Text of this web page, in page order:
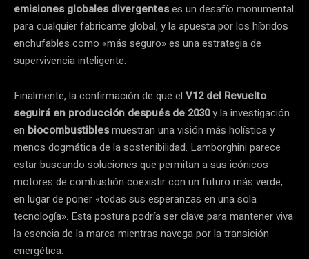
emisiones globales divergenteses un desafío monumental
para cualquier fabricante global, y la apuesta por los híbridos
enchufables como «más seguro» es una estrategia de
supervivencia inteligente.
Finalmente, la confirmación de que el V12 del Revuelto
seguirá en producción después de 2030y la investigación
en biocombustiblesmuestran una visión más holística y
menos dogmática de la sostenibilidad. Lamborghini parece
estar buscando soluciones que permitan a sus icónicos
motores de combustión coexistir con un futuro más verde,
en lugar de poner «todas sus esperanzas en una sola
tecnología». Esta postura podría ser clave para mantener viva
la esencia de la marca mientras navega por la transición
energética.